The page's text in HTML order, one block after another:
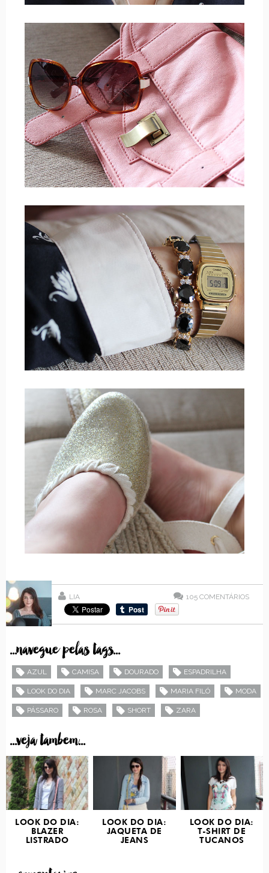
LIA 105 COMENTÁRIOS
...navegue pelas tags...
AZUL CAMISA DOURADO ESPADRILHA
LOOK DO DIA MARC JACOBS MARIA FILÓ MODA
PÁSSARO ROSA SHORT ZARA
...veja tambem...
LOOK DO DIA:
BLAZER
LISTRADO
LOOK DO DIA:
JAQUETA DE
JEANS
LOOK DO DIA:
T-SHIRT DE
TUCANOS